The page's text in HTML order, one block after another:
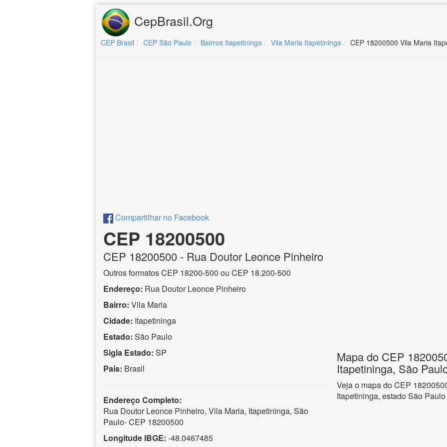
CepBrasil.Org
CEP Brasil CEP São Paulo Bairros Itapetininga Vila Maria Itapetininga CEP 18200500 Vila Maria
Compartilhar no Facebook
CEP 18200500
CEP 18200500 - Rua Doutor Leonce Pinheiro
Outros formatos CEP 18200-500 ou CEP 18.200-500
Endereço: Rua Doutor Leonce Pinheiro
Bairro: Vila Maria
Cidade: Itapetininga
Estado: São Paulo
Sigla Estado: SP
País: Brasil
Endereço Completo:
Rua Doutor Leonce Pinheiro, Vila Maria, Itapetininga, São
Paulo- CEP 18200500
Longitude IBGE: -48.0467485
Mapa do CEP
Itapetininga, São
Veja o mapa do CEP
Itapetininga, estado São